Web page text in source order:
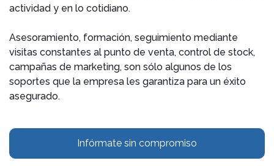
actividad y en lo cotidiano.
Asesoramiento, formación, seguimiento mediante
visitas constantes al punto de venta, control de stock,
campañas de marketing, son sólo algunos de los
soportes que la empresa les garantiza para un éxito
asegurado.
Infórmate sin compromiso